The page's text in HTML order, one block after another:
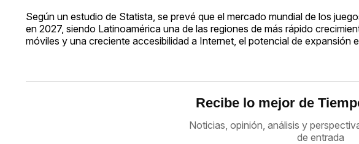
Según un estudio de Statista, se prevé que el mercado mundial de los
en 2027, siendo Latinoamérica una de las regiones de más rápido
móviles y una creciente accesibilidad a Internet, el potencial de expansión
Recibe lo mejor de
Noticias, opinión, análisis y
de entrada